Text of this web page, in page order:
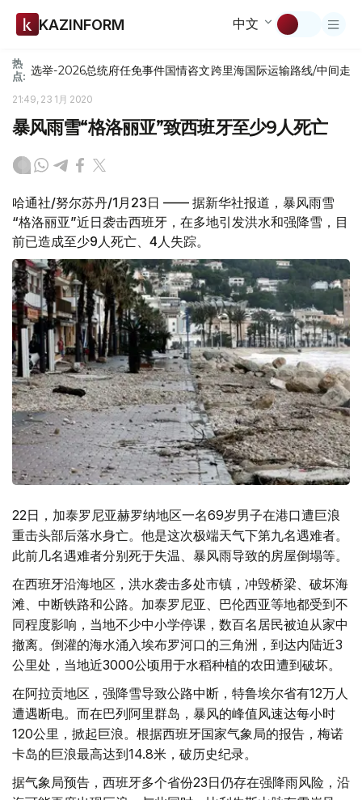
KAZINFORM 中文
热
点: 选举-2026总统府任免事件国情咨文跨里海国际运输路线/中间走廊
21:49, 23 1月 2020
暴风雨雪“格洛丽亚”致西班牙至少9人死亡
哈通社/努尔苏丹/1月23日 —— 据新华社报道，暴风雨雪
“格洛丽亚”近日袭击西班牙，在多地引发洪水和强降雪，目
前已造成至少9人死亡、4人失踪。
22日，加泰罗尼亚赫罗纳地区一名69岁男子在港口遭巨浪
重击头部后落水身亡。他是这次极端天气下第九名遇难者。
此前几名遇难者分别死于失温、暴风雨导致的房屋倒塌等。
在西班牙沿海地区，洪水袭击多处市镇，冲毁桥梁、破坏海
滩、中断铁路和公路。加泰罗尼亚、巴伦西亚等地都受到不
同程度影响，当地不少中小学停课，数百名居民被迫从家中
撤离。倒灌的海水涌入埃布罗河口的三角洲，到达内陆近3
公里处，当地近3000公顷用于水稻种植的农田遭到破坏。
在阿拉贡地区，强降雪导致公路中断，特鲁埃尔省有12万人
遭遇断电。而在巴列阿里群岛，暴风的峰值风速达每小时
120公里，掀起巨浪。根据西班牙国家气象局的报告，梅诺
卡岛的巨浪最高达到14.8米，破历史纪录。
据气象局预告，西班牙多个省份23日仍存在强降雨风险，沿